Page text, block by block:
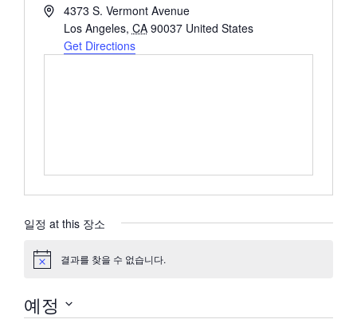
Address4373 S. Vermont Avenue
Los Angeles, CA 90037 United States
Get Directions
일정 at this 장소
공
결과를 찾을 수 없습니다.
예정